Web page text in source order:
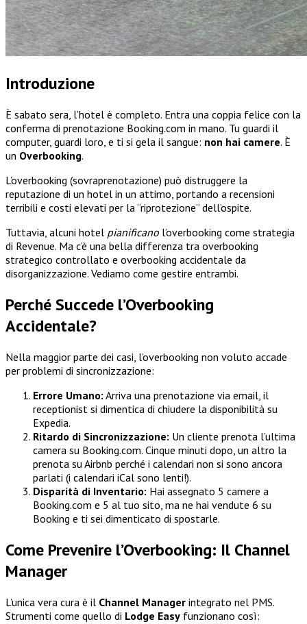
Introduzione
È sabato sera, l’hotel è completo. Entra una coppia felice con la
conferma di prenotazione Booking.com in mano. Tu guardi il
computer, guardi loro, e ti si gela il sangue: non hai camere. È
un Overbooking.
L’overbooking (sovraprenotazione) può distruggere la
reputazione di un hotel in un attimo, portando a recensioni
terribili e costi elevati per la “riprotezione” dell’ospite.
Tuttavia, alcuni hotel pianificano l’overbooking come strategia
di Revenue. Ma c’è una bella differenza tra overbooking
strategico controllato e overbooking accidentale da
disorganizzazione. Vediamo come gestire entrambi.
Perché Succede l’Overbooking
Accidentale?
Nella maggior parte dei casi, l’overbooking non voluto accade
per problemi di sincronizzazione:
Errore Umano: Arriva una prenotazione via email, il
receptionist si dimentica di chiudere la disponibilità su
Expedia.
Ritardo di Sincronizzazione: Un cliente prenota l’ultima
camera su Booking.com. Cinque minuti dopo, un altro la
prenota su Airbnb perché i calendari non si sono ancora
parlati (i calendari iCal sono lenti!).
Disparità di Inventario: Hai assegnato 5 camere a
Booking.com e 5 al tuo sito, ma ne hai vendute 6 su
Booking e ti sei dimenticato di spostarle.
Come Prevenire l’Overbooking: Il Channel
Manager
L’unica vera cura è il Channel Manager integrato nel PMS.
Strumenti come quello di Lodge Easy funzionano così: